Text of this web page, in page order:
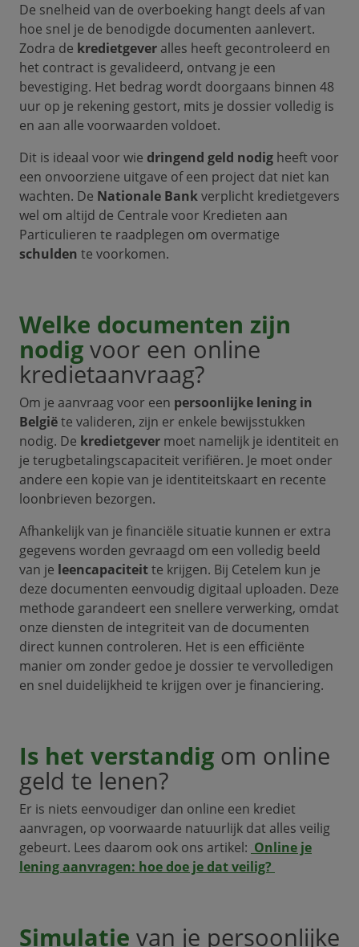
De snelheid van de overboeking hangt deels af van
hoe snel je de benodigde documenten aanlevert.
Zodra de kredietgever alles heeft gecontroleerd en
het contract is gevalideerd, ontvang je een
bevestiging. Het bedrag wordt doorgaans binnen 48
uur op je rekening gestort, mits je dossier volledig is
en aan alle voorwaarden voldoet.
Dit is ideaal voor wie dringend geld nodig heeft voor
een onvoorziene uitgave of een project dat niet kan
wachten. De Nationale Bankverplicht kredietgevers
wel om altijd de Centrale voor Kredieten aan
Particulieren te raadplegen om overmatige
schulden te voorkomen.
Welke documenten zijn
nodig voor een online
kredietaanvraag?
Om je aanvraag voor een persoonlijke lening in
Belgiëte valideren, zijn er enkele bewijsstukken
nodig. De kredietgever moet namelijk je identiteit en
je terugbetalingscapaciteit verifiëren. Je moet onder
andere een kopie van je identiteitskaart en recente
loonbrieven bezorgen.
Afhankelijk van je financiële situatie kunnen er extra
gegevens worden gevraagd om een volledig beeld
van je leencapaciteitte krijgen. Bij Cetelem kun je
deze documenten eenvoudig digitaal uploaden. Deze
methode garandeert een snellere verwerking, omdat
onze diensten de integriteit van de documenten
direct kunnen controleren. Het is een efficiënte
manier om zonder gedoe je dossier te vervolledigen
en snel duidelijkheid te krijgen over je financiering.
Is het verstandig om online
geld te lenen?
Er is niets eenvoudiger dan online een krediet
aanvragen, op voorwaarde natuurlijk dat alles veilig
gebeurt. Lees daarom ook ons artikel: Online je
lening aanvragen: hoe doe je dat veilig?
Simulatie van je persoonlijke